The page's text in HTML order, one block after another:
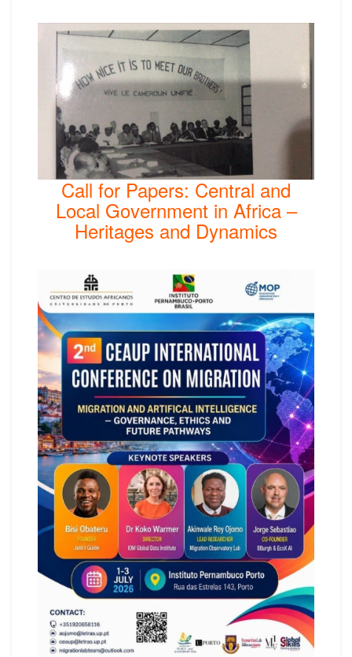
Call for Papers: Central and
Local Government in Africa –
Heritages and Dynamics